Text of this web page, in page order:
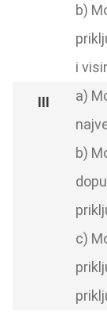
b)
i
a)
b)
c)